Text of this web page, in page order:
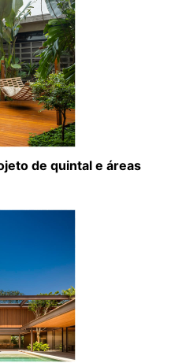
de quintal e áreas